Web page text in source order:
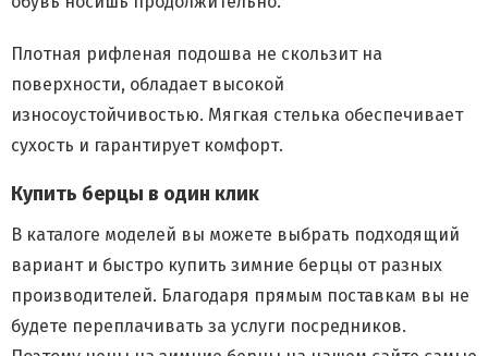
Плотная рифленая подошва не скользит на
поверхности, обладает высокой
износоустойчивостью. Мягкая стелька обеспечивает
сухость и гарантирует комфорт.
Купить берцы в один клик
В каталоге моделей вы можете выбрать подходящий
вариант и быстро купить зимние берцы от разных
производителей. Благодаря прямым поставкам вы не
будете переплачивать за услуги посредников.